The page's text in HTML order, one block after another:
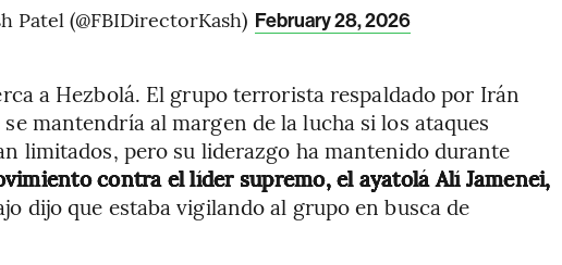
Patel (@FBIDirectorKash) February 28, 2026
a Hezbolá. El grupo terrorista respaldado por Irán
mantendría al margen de la lucha si los ataques
limitados, pero su liderazgo ha mantenido durante
contra el líder supremo, el ayatolá Alí Jamenei,
dijo que estaba vigilando al grupo en busca de